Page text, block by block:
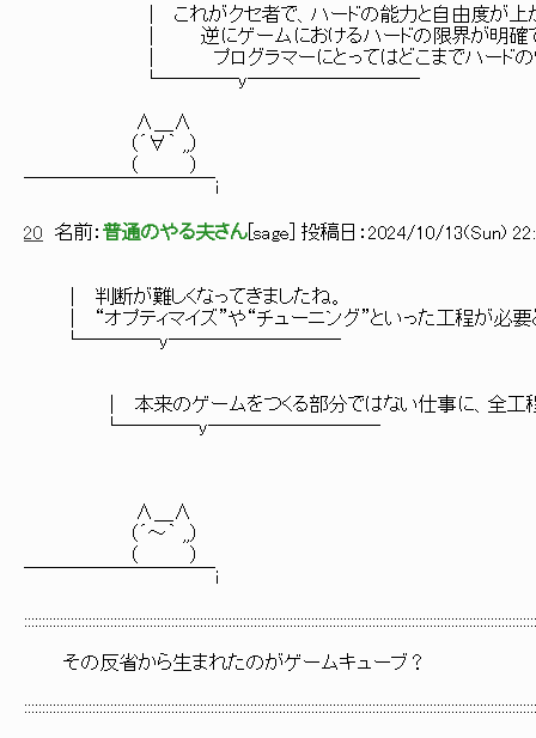
│ これがクセ者で、ハードの能力と自由度が上が
│ 逆にゲームにおけるハードの限界が明確でなく
│ プログラマーにとってはどこまでハードの性能を
└────y─────────
∧＿∧
（´∀｀ ,,）
（ ）
￣￣￣￣￣￣￣￣￣￣i
20 名前： 普通のやる夫さん sage ] 投稿日： 2024/10/13(Sun)
│ 判断が難しくなってきましたね。
│ “オプティマイズ”や“チューニング”といった工程が必要と
└────y─────────
│ 本来のゲームをつくる部分ではない仕事に、全工程の
└────y─────────
∧＿∧
（´～｀ ,,）
（ ）
￣￣￣￣￣￣￣￣￣￣i
その反省から生まれたのがゲームキューブ？